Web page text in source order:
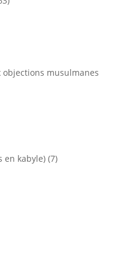
objections musulmanes
en kabyle)(7)